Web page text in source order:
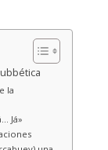
la
Já»